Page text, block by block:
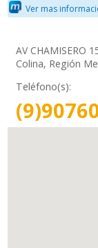
Ver mas
AV CHAMISERO
Colina, Región
Teléfono(s):